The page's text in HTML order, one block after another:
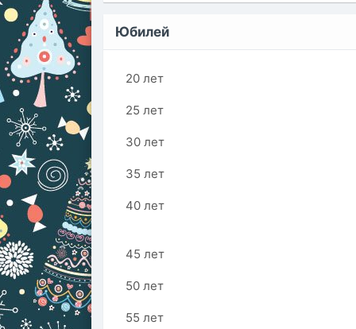
Юбилей
20 лет
25 лет
30 лет
35 лет
40 лет
45 лет
50 лет
55 лет